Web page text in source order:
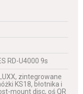
RD-U4000 9s
zintegrowane
KS18, błotnika i
mount disc, oś QR